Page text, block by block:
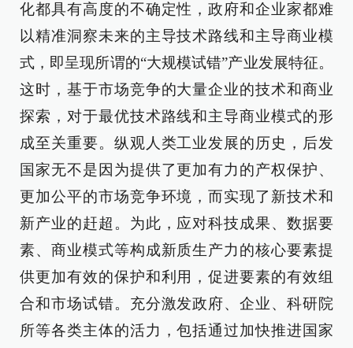
化都具有高度的不确定性，政府和企业家都难
以精准洞察未来的主导技术路线和主导商业模
式，即呈现所谓的“大规模试错”产业发展特征。
这时，基于市场竞争的大量企业的技术和商业
探索，对于最优技术路线和主导商业模式的形
成至关重要。纵观人类工业发展的历史，后发
国家无不是因为提供了更加有力的产权保护、
更加公平的市场竞争环境，而实现了新技术和
新产业的赶超。为此，应对科技成果、数据要
素、商业模式等构成新质生产力的核心要素提
供更加有效的保护和利用，促进要素的有效组
合和市场试错。充分激发政府、企业、科研院
所等各类主体的活力，包括通过加快推进国家